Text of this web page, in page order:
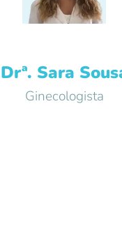
Drª. Sara
Ginecologista